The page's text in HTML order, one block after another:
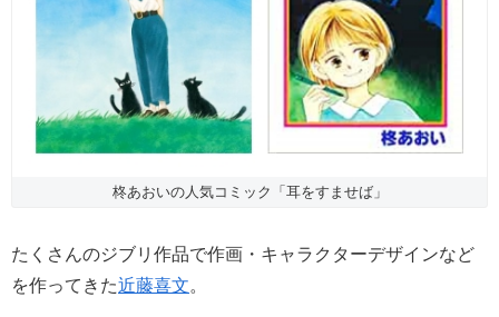
柊あおいの人気コミック「耳をすませば」
たくさんのジブリ作品で作画・キャラクターデザインなど
を作ってきた近藤喜文。